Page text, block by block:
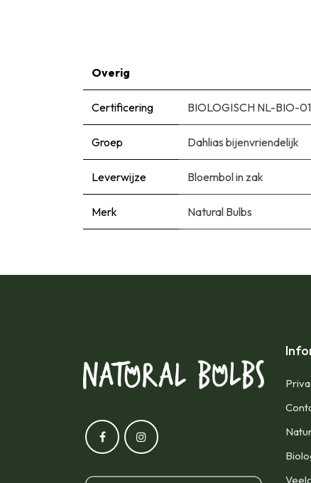
Overig
Certificering BIOLOGISCH NL-BIO-01
Groep Dahlias bijenvriendelijk
Leverwijze Bloembol in zak
Merk Natural Bulbs